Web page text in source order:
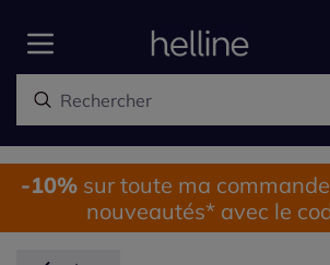
-10%sur toute ma
nouveautés* avec le